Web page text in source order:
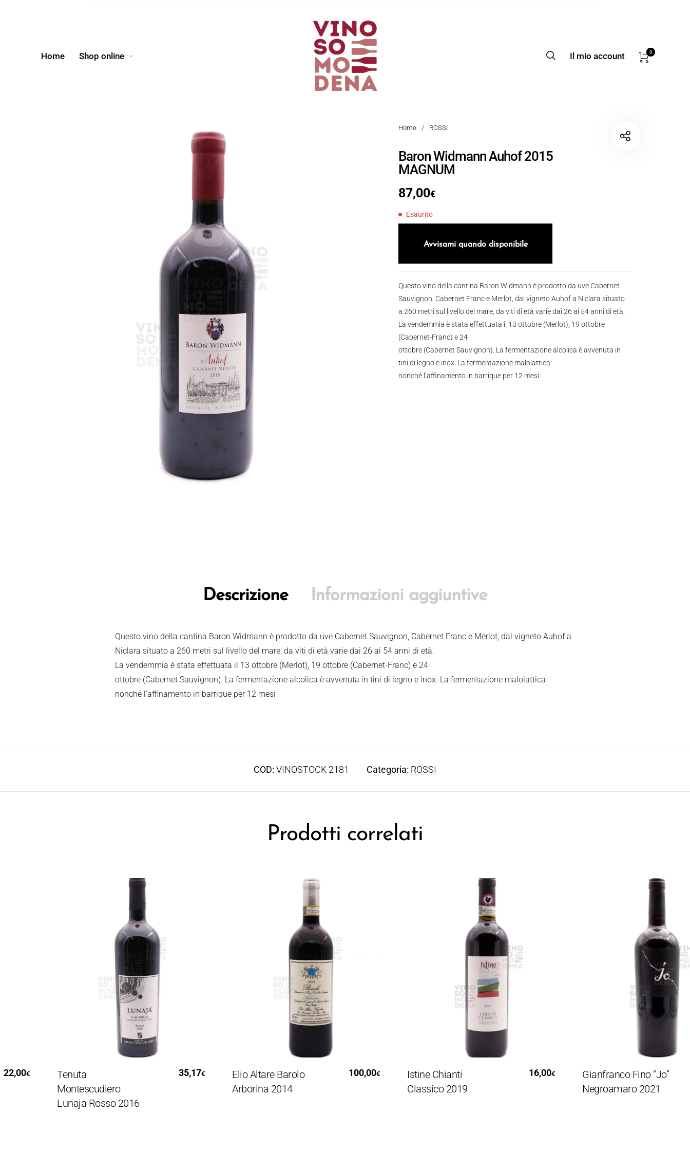
Home Shop online Il mio account 0
Home / ROSSI
Baron Widmann Auhof 2015
MAGNUM
87,00€
Esaurito
Avvisami quando disponibile
Questo vino della cantina Baron Widmann è prodotto da uve Cabernet
Sauvignon, Cabernet Franc e Merlot, dal vigneto Auhof a Niclara situato
a 260 metri sul livello del mare, da viti di età varie dai 26 ai 54 anni di età.
La vendemmia è stata effettuata il 13 ottobre (Merlot), 19 ottobre
(Cabernet-Franc) e 24
ottobre (Cabernet Sauvignon). La fermentazione alcolica è avvenuta in
tini di legno e inox. La fermentazione malolattica
nonché l’affinamento in barrique per 12 mesi
Descrizione Informazioni aggiuntive
Questo vino della cantina Baron Widmann è prodotto da uve Cabernet Sauvignon, Cabernet Franc e Merlot, dal vigneto Auhof a
Niclara situato a 260 metri sul livello del mare, da viti di età varie dai 26 ai 54 anni di età.
La vendemmia è stata effettuata il 13 ottobre (Merlot), 19 ottobre (Cabernet-Franc) e 24
ottobre (Cabernet Sauvignon). La fermentazione alcolica è avvenuta in tini di legno e inox. La fermentazione malolattica
nonché l’affinamento in barrique per 12 mesi
COD: VINOSTOCK-2181 Categoria: ROSSI
Prodotti correlati
Elio Altare Barolo
Arborina 2014
100,00€
Istine Chianti
Classico 2019
16,00€
Gianfranco Fino “Jo”
Negroamaro 2021
€
Tenuta
Montescudiero
Lunaja Rosso 2016
35,17€